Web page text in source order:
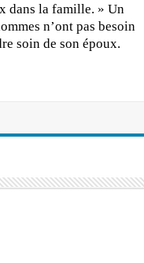
dans la famille. » Un
n’ont pas besoin
soin de son époux.